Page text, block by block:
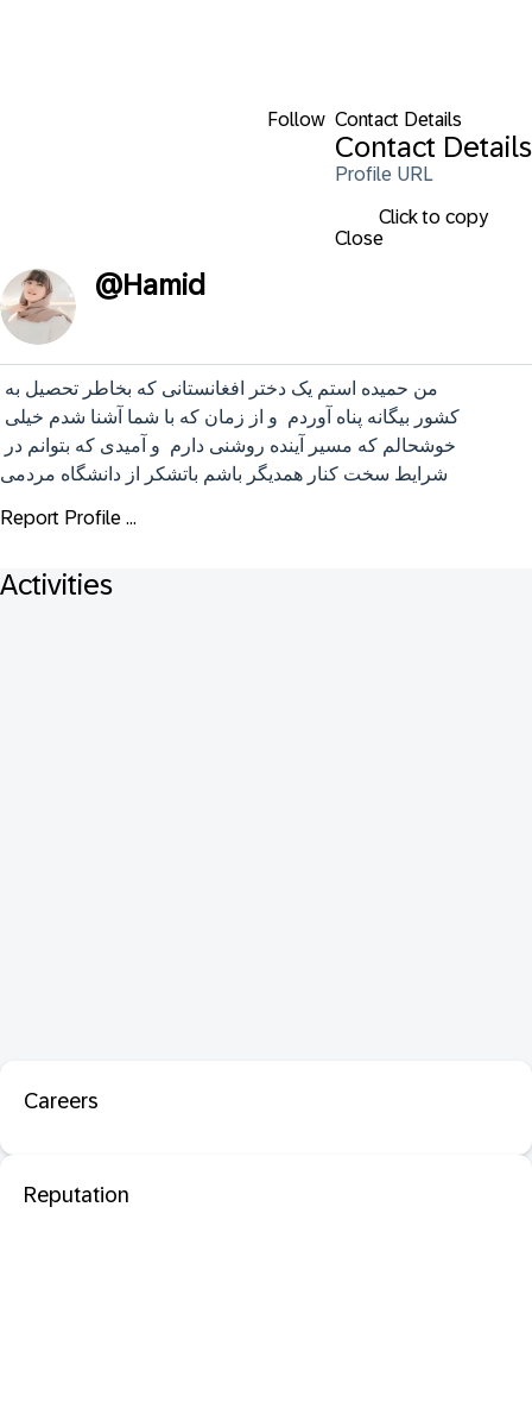
Follow Contact Details
Contact Details
Profile URL
Click to copy
Close
@Hamid
من حمیده استم یک دختر افغانستانی که بخاطر تحصیل به
کشور بیگانه پناه آوردم  و از زمان که با شما آشنا شدم خیلی
خوشحالم که مسیر آینده روشنی دارم  و آمیدی که بتوانم در
شرایط سخت کنار همدیگر باشم باتشکر از دانشگاه مردمی
Report Profile ...
Activities
Careers
Reputation